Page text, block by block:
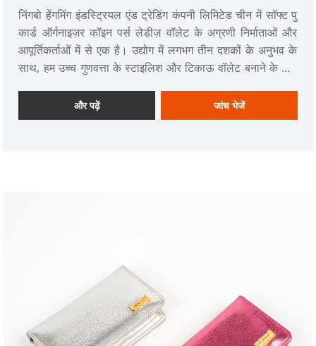
निंगबो हेंगमिंग इंडस्ट्रियल एंड ट्रेडिंग कंपनी लिमिटेड चीन में सॉफ्ट पु
कार्ड ऑर्गनाइज़र कॉइन पर्स लेडीज़ वॉलेट के अग्रणी निर्माताओं और
आपूर्तिकर्ताओं में से एक है। उद्योग में लगभग तीन दशकों के अनुभव के
साथ, हम उच्च गुणवत्ता के स्टाइलिश और टिकाऊ वॉलेट बनाने के लिए
और पढ़ें जांच भेजें